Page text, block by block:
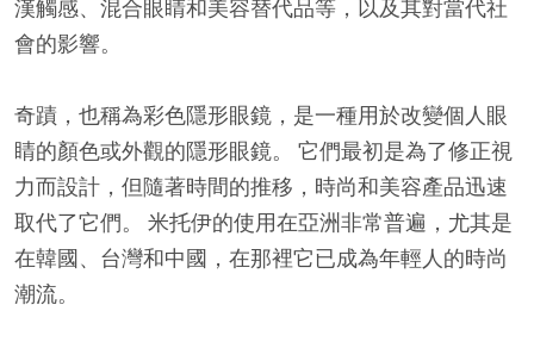
漢觸感、混合眼睛和美容替代品等，以及其對當代社
會的影響。
奇蹟，也稱為彩色隱形眼鏡，是一種用於改變個人眼
睛的顏色或外觀的隱形眼鏡。 它們最初是為了修正視
力而設計，但隨著時間的推移，時尚和美容產品迅速
取代了它們。 米托伊的使用在亞洲非常普遍，尤其是
在韓國、台灣和中國，在那裡它已成為年輕人的時尚
潮流。